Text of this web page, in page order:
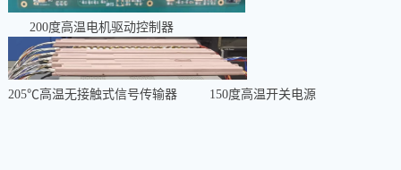
200度高温电机驱动控制器
205℃高温无接触式信号传输器 150度高温开关电源